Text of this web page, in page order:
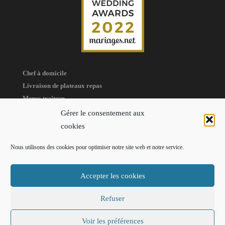
Gérer le consentement aux
cookies
Nous utilisons des cookies pour optimiser notre site web et notre service.
Accepter les cookies
Refuser
Voir les préférences
Chef à domicile
Livraison de plateaux repas
Menus traiteur
Organisation de réceptions
Traiteur à domicile
(c) 2025 - Pro'G Traiteur 77 Paris
CGV